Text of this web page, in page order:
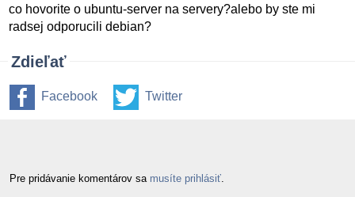
co hovorite o ubuntu-server na servery?alebo by ste mi
radsej odporucili debian?
Zdieľať
Facebook Twitter
Pre pridávanie komentárov sa musíte prihlásiť